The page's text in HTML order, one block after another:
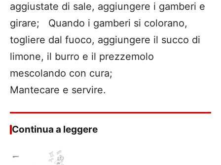
aggiustate di sale, aggiungere i gamberi e
girare; Quando i gamberi si colorano,
togliere dal fuoco, aggiungere il succo di
limone, il burro e il prezzemolo
mescolando con cura;
Mantecare e servire.
Continua a leggere